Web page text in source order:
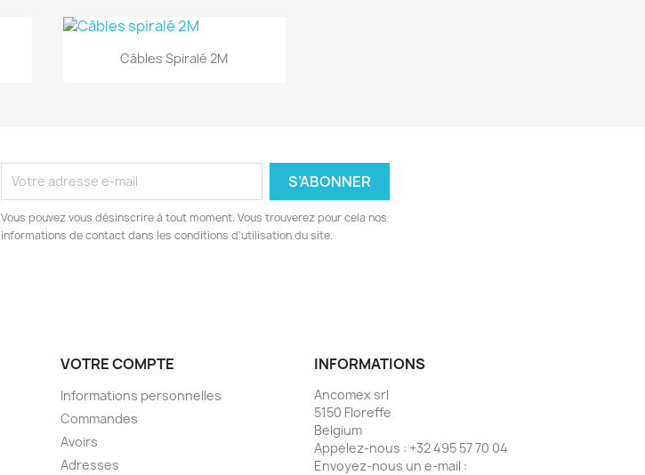
Aperçu rapide
Câbles Spiralé 2M
Vous pouvez vous désinscrire à tout moment. Vous trouverez pour cela nos
informations de contact dans les conditions d'utilisation du site.
VOTRE COMPTE
Informations personnelles
Commandes
Avoirs
Adresses
INFORMATIONS
Ancomex srl
5150 Floreffe
Belgium
Appelez-nous : +32 495 57 70 04
Envoyez-nous un e-mail :